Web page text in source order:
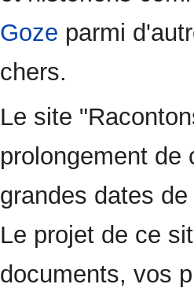
Goze parmi
chers.
Le site
prolongement de
grandes dates
Le projet de ce
documents, vos